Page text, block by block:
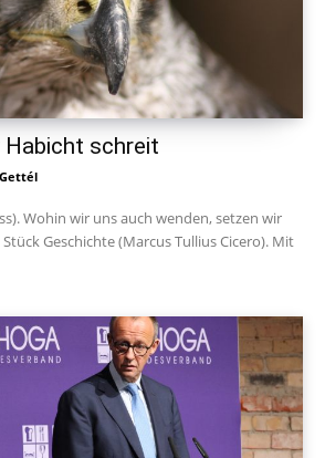
schreit
Wohin wir uns auch wenden, setzen wir
Geschichte (Marcus Tullius Cicero). Mit